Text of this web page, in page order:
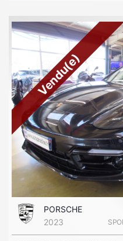
Vendu(e)
PORSCHE
2023